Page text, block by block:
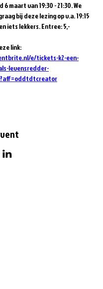
maart van 19:30 - 21:30. We
bij deze lezing op v.a. 19:15
iets lekkers. Entree: 5,-
link:
e/tickets-k2-een-
levensredder-